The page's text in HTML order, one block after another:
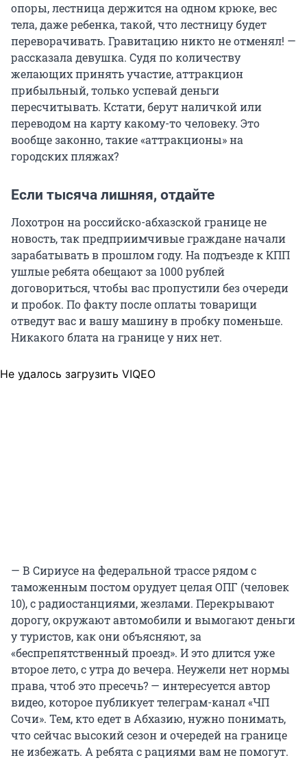
опоры, лестница держится на одном крюке, вес
тела, даже ребенка, такой, что лестницу будет
переворачивать. Гравитацию никто не отменял! —
рассказала девушка. Судя по количеству
желающих принять участие, аттракцион
прибыльный, только успевай деньги
пересчитывать. Кстати, берут наличкой или
переводом на карту какому-то человеку. Это
вообще законно, такие «аттракционы» на
городских пляжах?
Если тысяча лишняя, отдайте
Лохотрон на российско-абхазской границе не
новость, так предприимчивые граждане начали
зарабатывать в прошлом году. На подъезде к КПП
ушлые ребята обещают за 1000 рублей
договориться, чтобы вас пропустили без очереди
и пробок. По факту после оплаты товарищи
отведут вас и вашу машину в пробку поменьше.
Никакого блата на границе у них нет.
Не удалось загрузить VIQEO
— В Сириусе на федеральной трассе рядом с
таможенным постом орудует целая ОПГ (человек
10), с радиостанциями, жезлами. Перекрывают
дорогу, окружают автомобили и вымогают деньги
у туристов, как они объясняют, за
«беспрепятственный проезд». И это длится уже
второе лето, с утра до вечера. Неужели нет нормы
права, чтоб это пресечь? — интересуется автор
видео, которое публикует телеграм-канал «ЧП
Сочи». Тем, кто едет в Абхазию, нужно понимать,
что сейчас высокий сезон и очередей на границе
не избежать. А ребята с рациями вам не помогут.